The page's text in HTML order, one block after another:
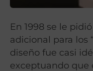
En 1998 se le
adicional para los
diseño fue casi
exceptuando que